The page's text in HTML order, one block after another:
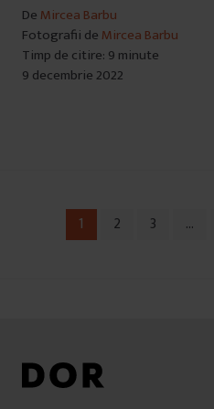
De Mircea Barbu
Fotografii de Mircea Barbu
Timp de citire: 9 minute
9 decembrie 2022
1 2 3 …